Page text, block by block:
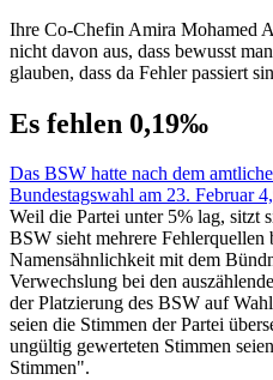
Ihre Co-Chefin Amira Mohamed
nicht davon aus, dass bewusst
glauben, dass da Fehler passiert
Es fehlen 0,19‰
Das BSW hatte nach dem
Bundestagswahl am 23. Februar
Weil die Partei unter 5% lag, sitzt
BSW sieht mehrere
Namensähnlichkeit mit dem
Verwechslung bei den
der Platzierung des BSW auf
seien die Stimmen der Partei
ungültig gewerteten Stimmen
Stimmen".